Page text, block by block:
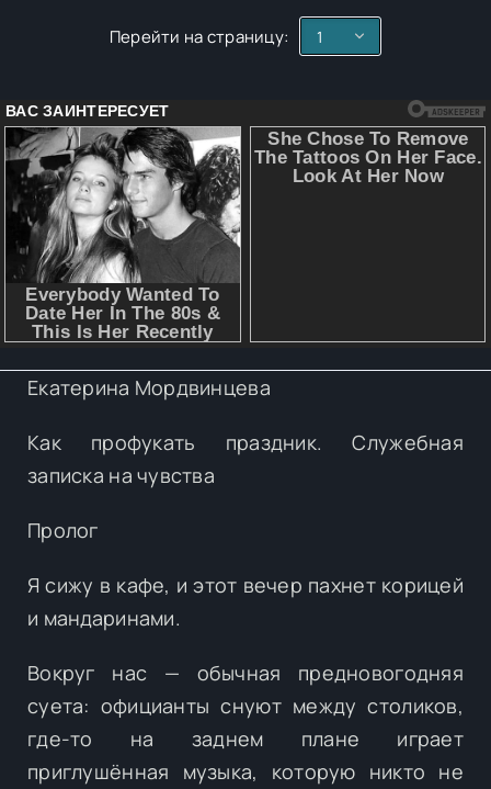
Перейти на страницу:
Екатерина Мордвинцева
Как профукать праздник. Служебная
записка на чувства
Пролог
Я сижу в кафе, и этот вечер пахнет корицей
и мандаринами.
Вокруг нас — обычная предновогодняя
суета: официанты снуют между столиков,
где-то на заднем плане играет
приглушённая музыка, которую никто не